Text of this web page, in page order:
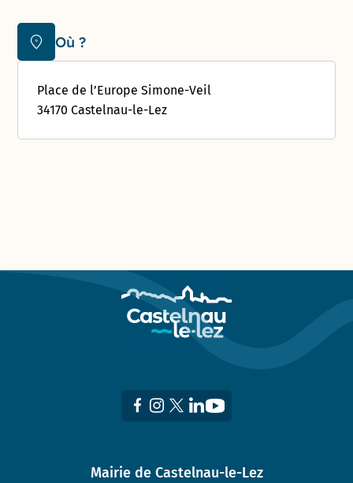
Où ?
Place de l’Europe Simone-Veil
34170 Castelnau-le-Lez
Mairie de Castelnau-le-Lez